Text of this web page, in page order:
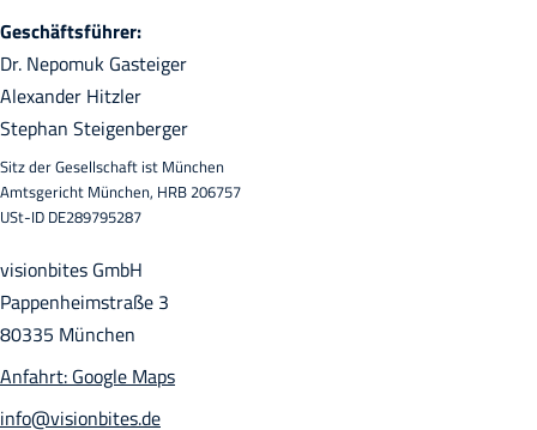
Geschäftsführer:
Dr. Nepomuk Gasteiger
Alexander Hitzler
Stephan Steigenberger
Sitz der Gesellschaft ist München
Amtsgericht München, HRB 206757
USt-ID DE289795287
visionbites GmbH
Pappenheimstraße 3
80335 München
Anfahrt: Google Maps
info@visionbites.de